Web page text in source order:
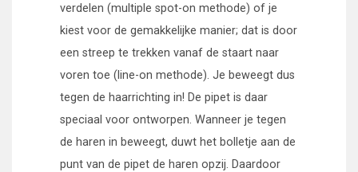
verdelen (multiple spot-on methode) of je
kiest voor de gemakkelijke manier; dat is door
een streep te trekken vanaf de staart naar
voren toe (line-on methode). Je beweegt dus
tegen de haarrichting in! De pipet is daar
speciaal voor ontworpen. Wanneer je tegen
de haren in beweegt, duwt het bolletje aan de
punt van de pipet de haren opzij. Daardoor